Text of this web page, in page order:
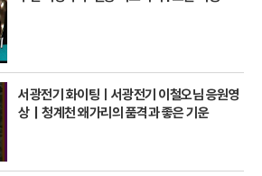
서광전기 화이팅ㅣ서광전기 이철오님 응원영
상｜청계천 왜가리의 품격과 좋은 기운